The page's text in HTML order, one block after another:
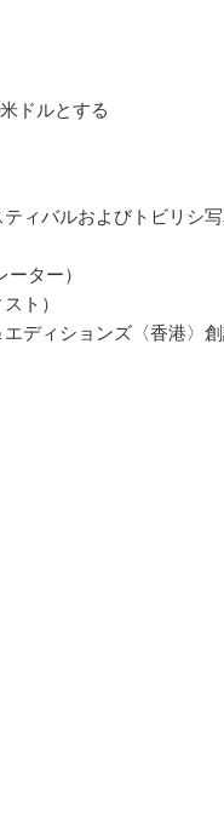
ドルとする
ィバルおよびトビリシ
ター）
ト）
ディションズ〈香港〉